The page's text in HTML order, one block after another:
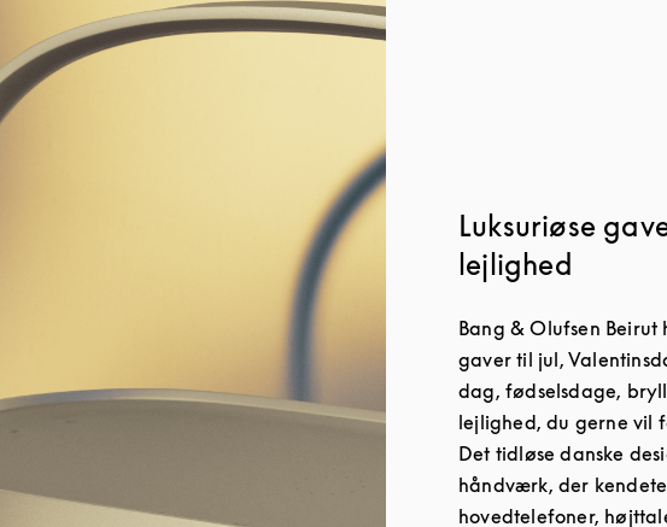
Luksuriøse
lejlighed
Bang & Olufsen
gaver til jul,
dag, fødselsdage,
lejlighed, du gerne vil
Det tidløse danske
håndværk, der
hovedtelefoner,